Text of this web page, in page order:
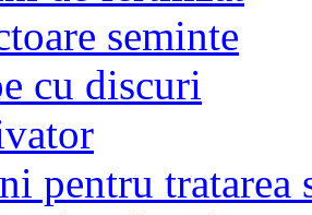
seminte
cu discuri
pentru tratarea